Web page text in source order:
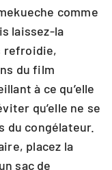
comme
laissez-la
refroidie,
du film
à ce qu’elle
qu’elle ne se
du congélateur.
placez la
sac de